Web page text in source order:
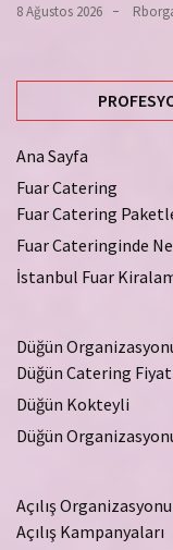
8 Ağustos 2026
Ana Sayfa
Fuar Catering
Fuar Catering
Fuar Cateringinde
İstanbul Fuar
Düğün
Düğün Catering
Düğün Kokteyli
Düğün
Açılış Organizasyonu
Açılış Kampanyaları